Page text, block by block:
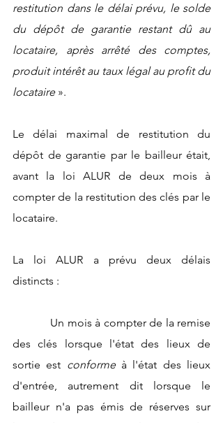
restitution dans le délai prévu, le solde
du dépôt de garantie restant dû au
locataire, après arrêté des comptes,
produit intérêt au taux légal au profit du
locataire ».
Le délai maximal de restitution du
dépôt de garantie par le bailleur était,
avant la loi ALUR de deux mois à
compter de la restitution des clés par le
locataire.
La loi ALUR a prévu deux délais
distincts :
Un mois à compter de la remise
des clés lorsque l'état des lieux de
sortie est conforme à l'état des lieux
d'entrée, autrement dit lorsque le
bailleur n'a pas émis de réserves sur